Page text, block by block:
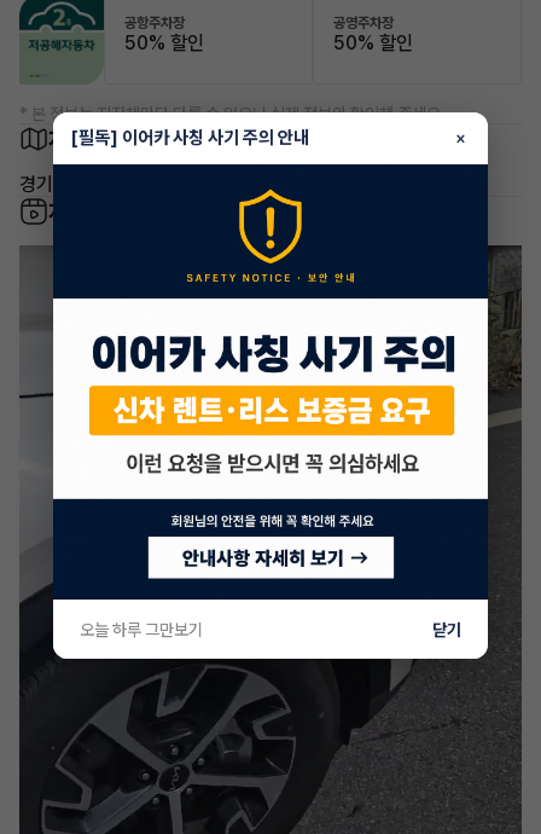
공항주차장
50% 할인
공영주차장
50% 할인
* 본 정보는 지자체마다 다를 수 있으니 실제 정보와 확인해 주세요.
차량 위치
경기 용인시 수지구 동천동
차량 영상
[필독] 이어카 사칭 사기 주의 안내 ×
오늘 하루 그만보기 닫기